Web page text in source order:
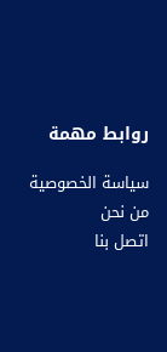
روابط مهمة
سياسة الخصوصية
من نحن
اتصل بنا